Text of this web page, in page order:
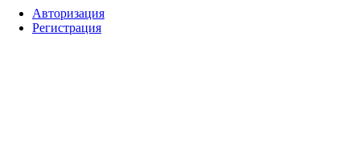
Авторизация
Регистрация